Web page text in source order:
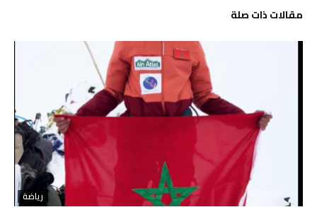
‫مقالات ذات صلة‬
رياضة